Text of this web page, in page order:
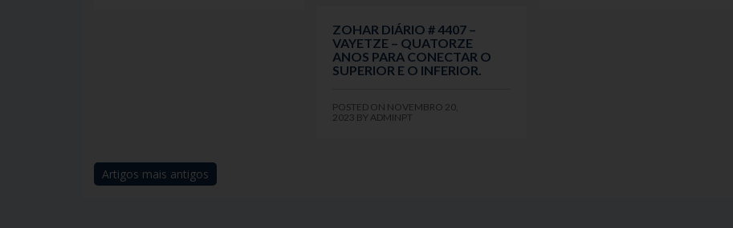
ZOHAR DIÁRIO # 4407 –
VAYETZE – QUATORZE
ANOS PARA CONECTAR O
SUPERIOR E O INFERIOR.
POSTED ON NOVEMBRO 20,
2023 BY ADMINPT
Navegação
Artigos mais antigos